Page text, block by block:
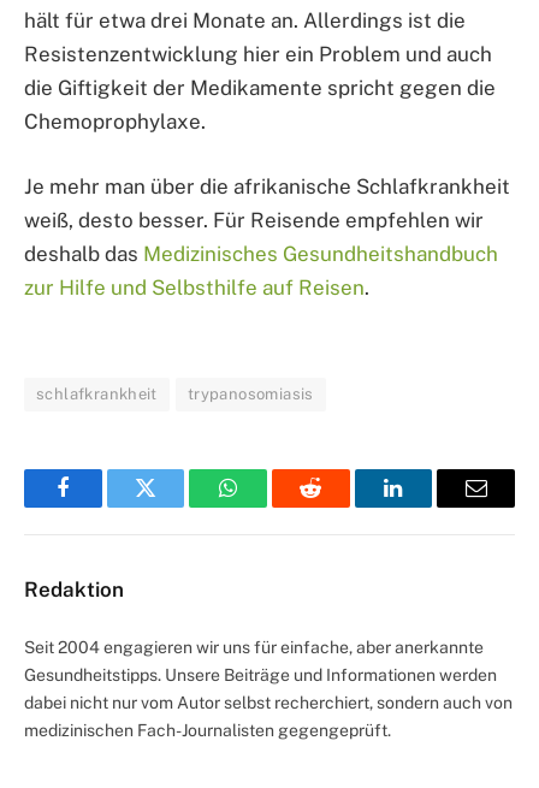
hält für etwa drei Monate an. Allerdings ist die
Resistenzentwicklung hier ein Problem und auch
die Giftigkeit der Medikamente spricht gegen die
Chemoprophylaxe.
Je mehr man über die afrikanische Schlafkrankheit
weiß, desto besser. Für Reisende empfehlen wir
deshalb das Medizinisches Gesundheitshandbuch
zur Hilfe und Selbsthilfe auf Reisen.
schlafkrankheit trypanosomiasis
FacebookTwitter WhatsAppReddit LinkedInEmail
Redaktion
Seit 2004 engagieren wir uns für einfache, aber anerkannte
Gesundheitstipps. Unsere Beiträge und Informationen werden
dabei nicht nur vom Autor selbst recherchiert, sondern auch von
medizinischen Fach-Journalisten gegengeprüft.